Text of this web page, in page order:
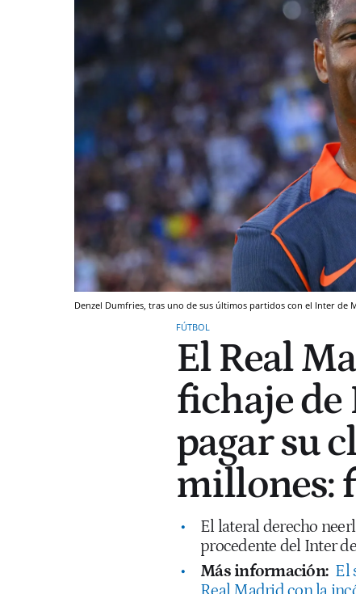
Denzel Dumfries, tras uno de sus últimos partidos con el Inter de
FÚTBOL
El Real
fichaje de
pagar su
millones:
El lateral derecho
procedente del Inter
Más información: El